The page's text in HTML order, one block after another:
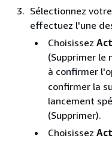
Sélectionnez
effectuez l'une
Choisissez
(Supprimer le
à confirmer
confirmer la
lancement
(Supprimer).
Choisissez